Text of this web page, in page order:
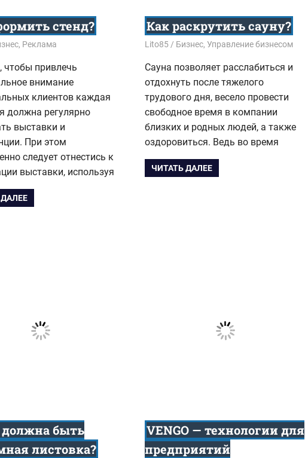
стенд?
, Реклама
чтобы привлечь
внимание
клиентов каждая
должна регулярно
выставки и
При этом
следует отнестись к
выставки, используя
Как раскрутить сауну?
12.09.2018
Lito85 Бизнес, Управление бизнесом
Сауна позволяет расслабиться и
отдохнуть после тяжелого
трудового дня, весело провести
свободное время в компании
близких и родных людей, а также
оздоровиться. Ведь во время
ЧИТАТЬ ДАЛЕЕ
должна быть
листовка?
VENGO — технологии для
предприятий